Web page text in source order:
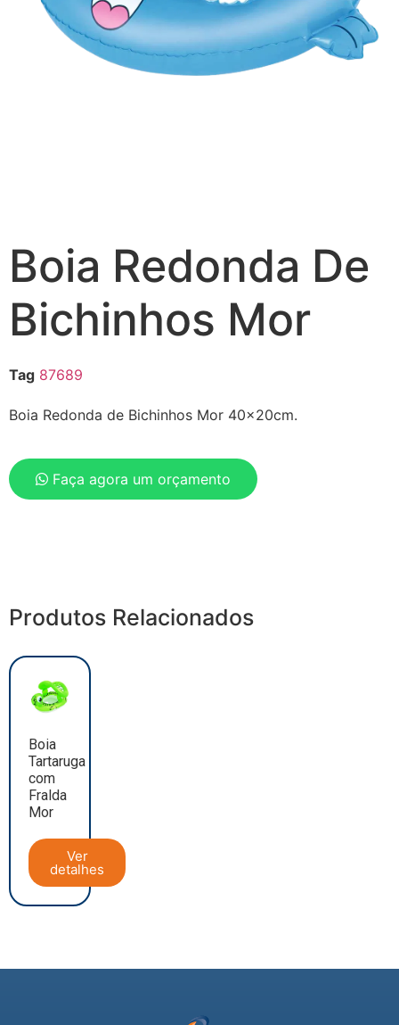
Boia Redonda De
Bichinhos Mor
Tag 87689
Boia Redonda de Bichinhos Mor 40x20cm.
Faça agora um orçamento
Produtos Relacionados
Boia
Tartaruga
com
Fralda
Mor
Ver
detalhes